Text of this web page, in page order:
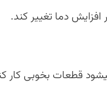
افزایش دما تغییر کند.
قطعات بخوبی کار